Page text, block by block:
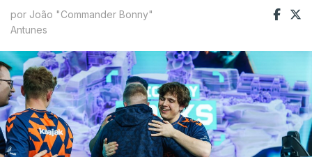
por João "Commander Bonny"
Antunes